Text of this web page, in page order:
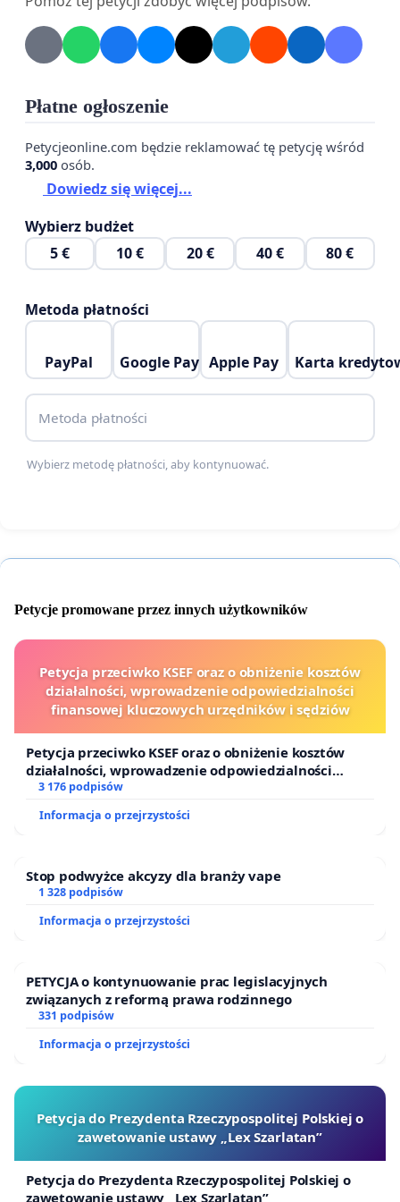
Politycznych PAN)
Ryszard Amarowicz(chemik żywności, profesor,
Małgorzata Bojarska-Waszczuk
Wystaw Artystycznych)
Hanna Brakoniecka (nauczycielka, pisarka)
Kazimierz Brakoniecki(poeta, tłumacz)
Stanisław Czachorowski
Bernadetta Darska(literaturoznawczyni,
profesorka Uniwersytetu Warmińsko-Mazurskiego)
Grzegorz Dżus(architekt, Dżus GK Architekci,
przewodniczący Warmińsko-Mazurskiej Okręgowej
przewodnicząca Wspólnoty Kulturowej „Borussia”)
Stowarzyszenie „Nasze Jakubowo”)
Stowarzyszenia Architektów Polskich w Olsztynie)
Jacek Poniedziałek
(socjolog, profesor
Uniwersytetu Mikołaja Kopernika, mieszka w
Olsztynie)
Ewa Romanowska(politolożka, członkini Zarządu
Mariusz Sieniewicz(pisarz, dyrektor Miejskiego
Ośrodka Kultury)
Wacław Sobaszek(reżyser, twórca Teatru Węgajty)
Irena Telesz-Burczyk
Jaracza)
E-mail do kontaktu:trabarobert@wp.pl
Płatne ogłoszenie
Petycjeonline.com będzie reklamować tę petycję wśród
3,000 osób.
Dowiedz się więcej...
Wybierz budżet
5 €
10 € 20 € 40 € 80 €
Metoda płatności
PayPal Google Pay Apple Pay Karta
Metoda płatności
Wybierz metodę płatności, aby kontynuować.
Petycje promowane przez innych użytkowników
Petycja przeciwko KSEF oraz o obniżenie kosztów
działalności, wprowadzenie odpowiedzialności
finansowej kluczowych urzędników i sędziów
Petycja przeciwko KSEF oraz o obniżenie kosztów
działalności, wprowadzenie odpowiedzialności
finansowej kluczowych urzędników i sędziów
3 176 podpisów
Informacja o przejrzystości
Stop podwyżce akcyzy dla branży vape
1 328 podpisów
Informacja o przejrzystości
PETYCJA o kontynuowanie prac legislacyjnych
związanych z reformą prawa rodzinnego
331 podpisów
Informacja o przejrzystości
Petycja do Prezydenta Rzeczypospolitej Polskiej o
zawetowanie ustawy „Lex Szarlatan”
Petycja do Prezydenta Rzeczypospolitej Polskiej o
zawetowanie ustawy „Lex Szarlatan”